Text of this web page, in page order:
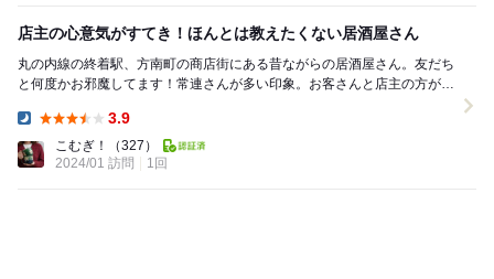
店主の心意気がすてき！ほんとは教えたくない居酒屋さん
丸の内線の終着駅、方南町の商店街にある昔ながらの居酒屋さん。友だち
と何度かお邪魔してます！常連さんが多い印象。お客さんと店主の方が気
3.9
こむぎ！
（327）
2024/01 訪問
1回